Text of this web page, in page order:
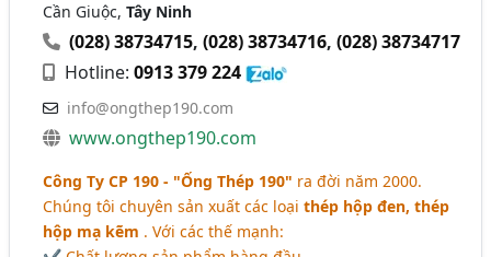
Cần Giuộc,Tây Ninh
(028) 38734715,(028) 38734716,(028) 38734717
Hotline:0913 379 224
info@ongthep190.com
www.ongthep190.com
Công Ty CP 190 - "Ống Thép 190" ra đời năm 2000.
Chúng tôi chuyên sản xuất các loạithép hộp đen, thép
hộp mạ kẽm . Với các thế mạnh: